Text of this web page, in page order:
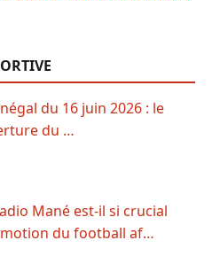
du 16 juin 2026 : le
du …
Mané est-il si crucial
du football af…